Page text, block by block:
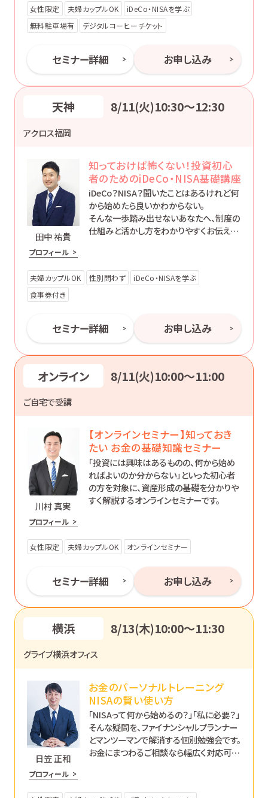
女性限定 夫婦カップルOK
iDeCo・NISAを学ぶ
無料駐車場有
デジタルコーヒーチケット
セミナー詳細 お申し込み
天神 8/11(火)10:30〜12:30
アクロス福岡
田中 祐貴
プロフィール
知っておけば怖くない！投資初心
者のためのiDeCo・NISA基礎講座
iDeCo？NISA？聞いたことはあるけれど何
から始めたら良いかわからない。
そんな一歩踏み出せないあなたへ、制度の
仕組みと活かし方をわかりやすくお伝えし
夫婦カップルOK 性別問わず
iDeCo・NISAを学ぶ
食事券付き
セミナー詳細 お申し込み
オンライン 8/11(火)10:00〜11:00
ご自宅で受講
川村 真実
プロフィール
【オンラインセミナー】知っておき
たい お金の基礎知識セミナー
「投資には興味はあるものの、何から始め
ればよいのか分からない」といった初心者
の方を対象に、資産形成の基礎を分かりや
すく解説するオンラインセミナーです。
女性限定 夫婦カップルOK オンラインセミナー
セミナー詳細 お申し込み
横浜 8/13(木)10:00〜11:30
グライブ横浜オフィス
日笠 正和
プロフィール
お金のパーソナルトレーニング
NISAの賢い使い方
「NISAって何から始めるの？」「私に必要？」
そんな疑問を、ファイナンシャルプランナー
とマンツーマンで解消する個別勉強会です。
お金にまつわるご相談なら幅広く対応可能